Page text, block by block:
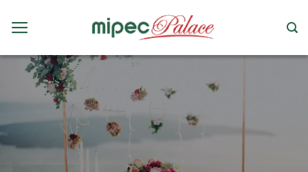
đến
dung